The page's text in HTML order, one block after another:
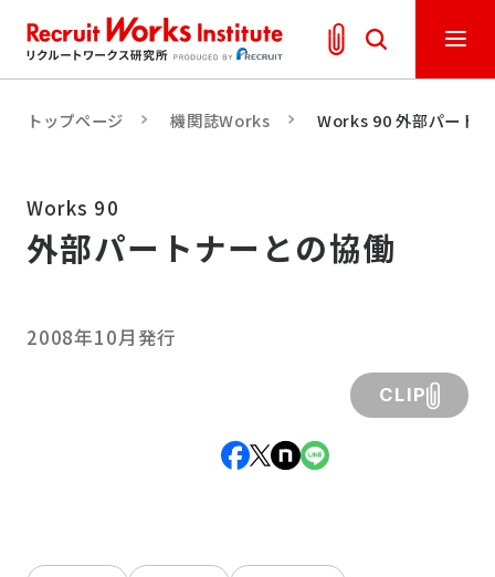
トップページ 機関誌Works Works 90 外部パート
Works 90
外部パートナーとの協働
2008年10月発行
CLIP